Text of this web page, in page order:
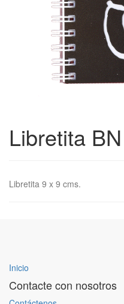
Libretita
Libretita 9 x 9 cms.
Inicio
Contacte con nosotros